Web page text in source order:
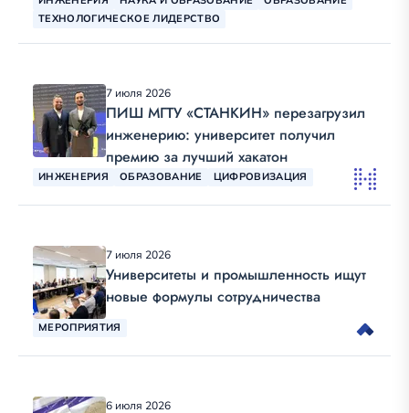
ТЕХНОЛОГИЧЕСКОЕ ЛИДЕРСТВО
7 июля 2026
ПИШ МГТУ «СТАНКИН» перезагрузил
инженерию: университет получил
премию за лучший хакатон
ИНЖЕНЕРИЯ ОБРАЗОВАНИЕ ЦИФРОВИЗАЦИЯ
7 июля 2026
Университеты и промышленность ищут
новые формулы сотрудничества
МЕРОПРИЯТИЯ
6 июля 2026